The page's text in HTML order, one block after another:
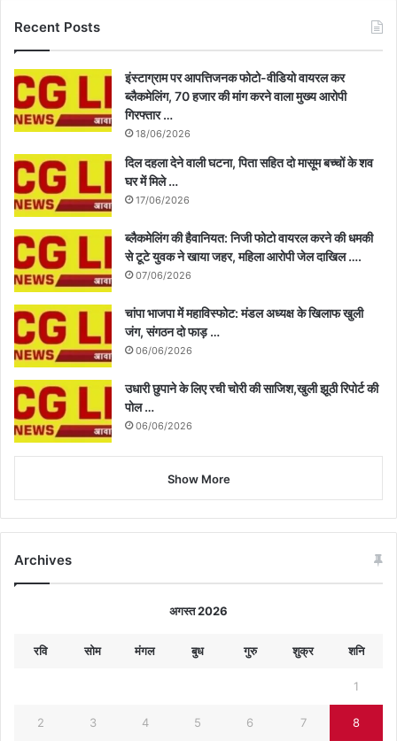
Recent Posts
इंस्टाग्राम पर आपत्तिजनक फोटो-वीडियो वायरल कर
ब्लैकमेलिंग, 70 हजार की मांग करने वाला मुख्य आरोपी
गिरफ्तार …
18/06/2026
दिल दहला देने वाली घटना, पिता सहित दो मासूम बच्चों के शव
घर में मिले …
17/06/2026
ब्लैकमेलिंग की हैवानियत: निजी फोटो वायरल करने की धमकी
से टूटे युवक ने खाया जहर, महिला आरोपी जेल दाखिल ….
07/06/2026
चांपा भाजपा में महाविस्फोट: मंडल अध्यक्ष के खिलाफ खुली
जंग, संगठन दो फाड़ …
06/06/2026
उधारी छुपाने के लिए रची चोरी की साजिश,खुली झूठी रिपोर्ट की
पोल …
06/06/2026
Show More
Archives
अगस्त 2026
रवि सोम मंगल बुध गुरु शुक्र शनि
1
2 3 4 5 6 7 8